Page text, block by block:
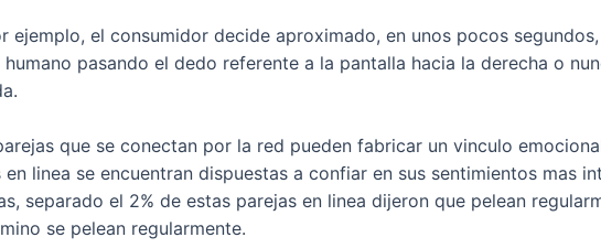
ejemplo, el consumidor decide aproximado, en unos pocos
humano pasando el dedo referente a la pantalla hacia la derecha o
que se conectan por la red pueden fabricar un vinculo
en linea se encuentran dispuestas a confiar en sus sentimientos mas
separado el 2% de estas parejas en linea dijeron que pelean
se pelean regularmente.